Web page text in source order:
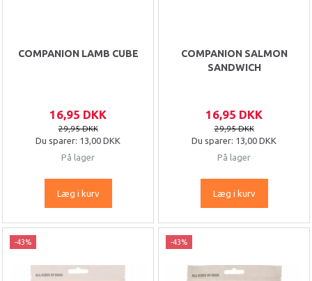
COMPANION LAMB CUBE
16,95 DKK
29,95 DKK
Du sparer: 13,00 DKK
På lager
Læg i kurv
COMPANION SALMON
SANDWICH
16,95 DKK
29,95 DKK
Du sparer: 13,00 DKK
På lager
Læg i kurv
-43% -43%